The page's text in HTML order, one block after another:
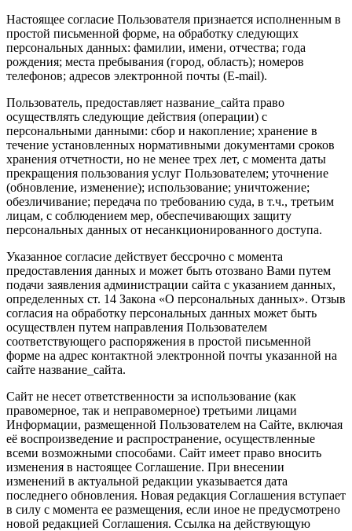
Настоящее согласие Пользователя признается исполненным в
простой письменной форме, на обработку следующих
персональных данных: фамилии, имени, отчества; года
рождения; места пребывания (город, область); номеров
телефонов; адресов электронной почты (E-mail).
Пользователь, предоставляет название_сайта право
осуществлять следующие действия (операции) с
персональными данными: сбор и накопление; хранение в
течение установленных нормативными документами сроков
хранения отчетности, но не менее трех лет, с момента даты
прекращения пользования услуг Пользователем; уточнение
(обновление, изменение); использование; уничтожение;
обезличивание; передача по требованию суда, в т.ч., третьим
лицам, с соблюдением мер, обеспечивающих защиту
персональных данных от несанкционированного доступа.
Указанное согласие действует бессрочно с момента
предоставления данных и может быть отозвано Вами путем
подачи заявления администрации сайта с указанием данных,
определенных ст. 14 Закона «О персональных данных». Отзыв
согласия на обработку персональных данных может быть
осуществлен путем направления Пользователем
соответствующего распоряжения в простой письменной
форме на адрес контактной электронной почты указанной на
сайте название_сайта.
Сайт не несет ответственности за использование (как
правомерное, так и неправомерное) третьими лицами
Информации, размещенной Пользователем на Сайте, включая
её воспроизведение и распространение, осуществленные
всеми возможными способами. Сайт имеет право вносить
изменения в настоящее Соглашение. При внесении
изменений в актуальной редакции указывается дата
последнего обновления. Новая редакция Соглашения вступает
в силу с момента ее размещения, если иное не предусмотрено
новой редакцией Соглашения. Ссылка на действующую